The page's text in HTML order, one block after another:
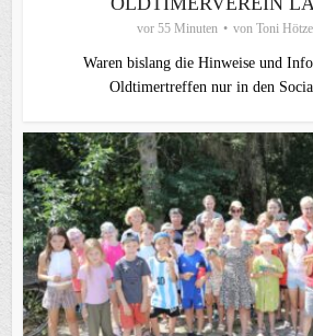
vor 55 Minuten von Toni
Waren bislang die Hinweise und
Oldtimertreffen nur in den